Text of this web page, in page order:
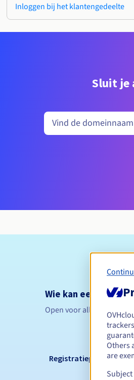
Inloggen bij het klantengedeelte
Sluit je
Wie kan een .jetzt
Open voor alle
Registratieperiode
Others
are